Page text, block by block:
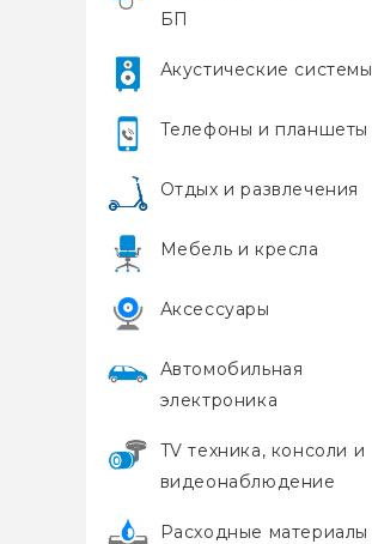
БП
Акустические системы
Телефоны и планшеты
Отдых и развлечения
Мебель и кресла
Аксессуары
Автомобильная
электроника
TV техника, консоли и
видеонаблюдение
Расходные материалы